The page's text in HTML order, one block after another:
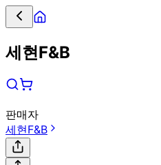
세현F&B
판매자
세현F&B